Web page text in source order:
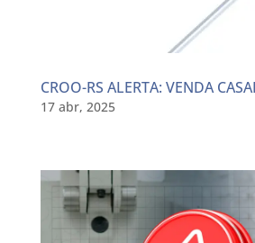
CROO-RS ALERTA: VENDA
17 abr, 2025